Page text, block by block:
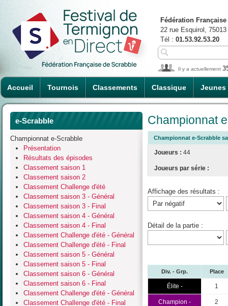
Accueil Tournois Classements Classique Jeunes
Fédération
22 rue Esquirol,
Tél : 01.53.92.53.20
Il y a actuellement
e-Scrabble
Championnat e-Scrabble
Présentation
Résultats des épisodes
Classement saison 1
Classement saison 2
Classement Challenge d'été
Classement saison 3 - Général
Classement saison 3 - Final
Classement saison 4 - Général
Classement saison 4 - Final
Classement Challenge d'été - Général
Classement Challenge d'été - Final
Classement saison 5 - Général
Classement saison 5 - Final
Classement saison 6 - Général
Classement saison 6 - Final
Classement Challenge d'été - Général
Classement Challenge d'été - Final
Championnat
Championnat e-Scrabble
Joueurs : 44
Joueurs par série :
Affichage des résultats :
Détail de la partie :
Div. - Grp. Place
Élite - 1
Champion - 2